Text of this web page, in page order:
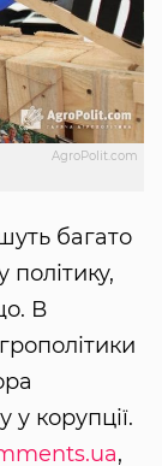
AgroPolit.com
багато
В
у корупції.
,